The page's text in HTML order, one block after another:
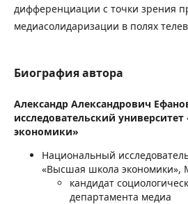
дифференциации с точки зрения
медиасолидаризации в полях
Биография автора
Александр Александрович
исследовательский
экономики»
Национальный
«Высшая школа экономики»,
кандидат
департамента медиа